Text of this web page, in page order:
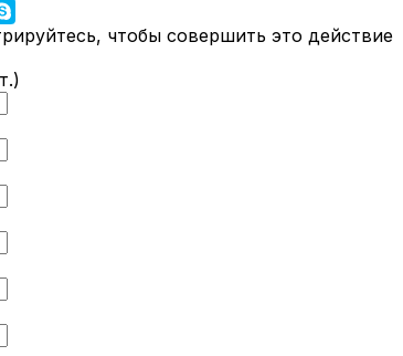
чтобы совершить это действие